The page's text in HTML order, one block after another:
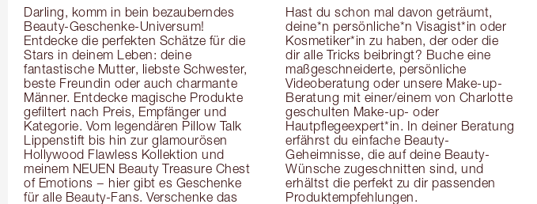
Darling, komm in bein bezauberndes
Beauty-Geschenke-Universum!
Entdecke die perfekten Schätze für die
Stars in deinem Leben: deine
fantastische Mutter, liebste Schwester,
beste Freundin oder auch charmante
Männer. Entdecke magische Produkte
gefiltert nach Preis, Empfänger und
Kategorie. Vom legendären Pillow Talk
Lippenstift bis hin zur glamourösen
Hollywood Flawless Kollektion und
meinem NEUEN Beauty Treasure Chest
of Emotions − hier gibt es Geschenke
für alle Beauty-Fans. Verschenke das
Hast du schon mal davon geträumt,
deine*n persönliche*n Visagist*in oder
Kosmetiker*in zu haben, der oder die
dir alle Tricks beibringt? Buche eine
maßgeschneiderte, persönliche
Videoberatung oder unsere Make-up-
Beratung mit einer/einem von Charlotte
geschulten Make-up- oder
Hautpflegeexpert*in. In deiner Beratung
erfährst du einfache Beauty-
Geheimnisse, die auf deine Beauty-
Wünsche zugeschnitten sind, und
erhältst die perfekt zu dir passenden
Produktempfehlungen.